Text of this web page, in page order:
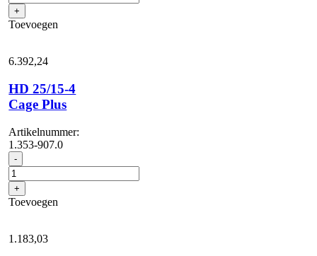
4
S
Classic
+
Toevoegen
6.392,24
HD 25/15-4
Cage Plus
Artikelnummer:
1.353-907.0
- HD
25/15-
4
Cage
Plus
+
Toevoegen
1.183,03